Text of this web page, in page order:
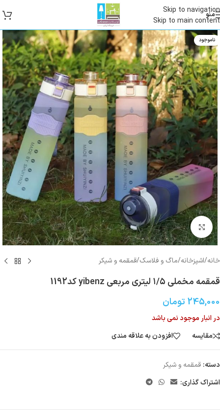
Skip to navigation
Skip to main content
منو
ناموجود
بزرگنمایی تصویر
خانه/اشپزخانه/ماگ و فلاسک/قمقمه و شیکر
قمقمه مخملی ۱/۵ لیتری مربعی yibenz کد1192
245,000 تومان
در انبار موجود نمی باشد
مقایسه
افزودن به علاقه مندی
دسته: قمقمه و شیکر
اشتراک گذاری: